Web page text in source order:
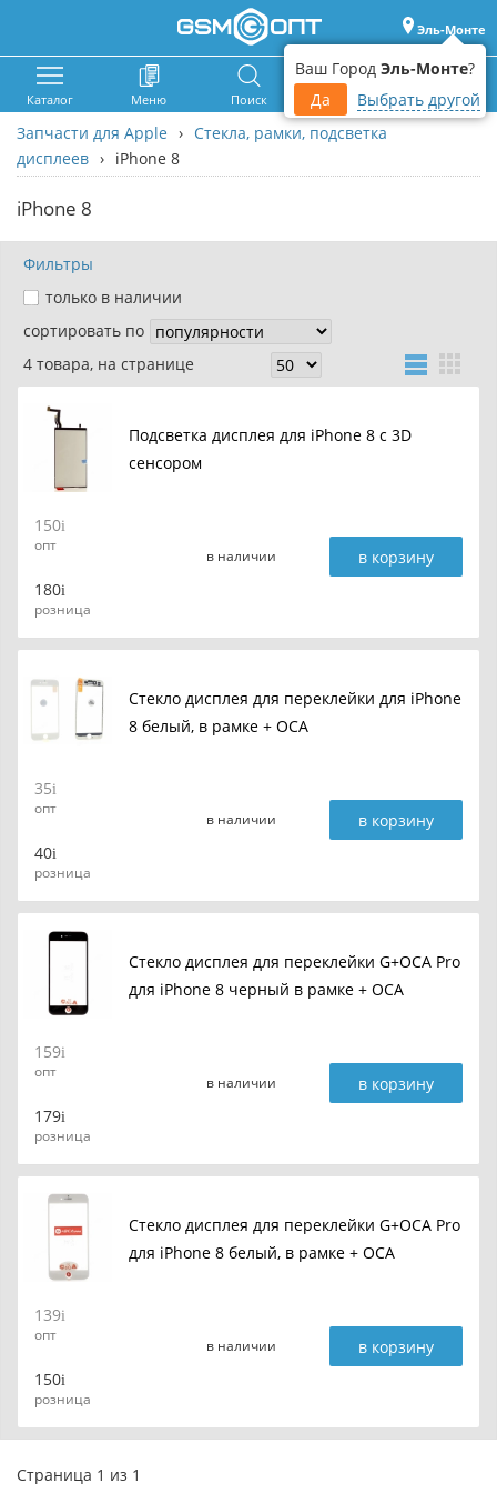
Ваш Город Эль-Монте?
Да
Выбрать другой
Эль-Монте
Каталог Меню Поиск Корзина Войти
Запчасти для Apple › Стекла, рамки, подсветка
дисплеев › iPhone 8
iPhone 8
Фильтры
только в наличии
сортировать по
4 товара, на странице
Подсветка дисплея для iPhone 8 с 3D
сенсором
150
опт
180
розница
в наличии в корзину
Стекло дисплея для переклейки для iPhone
8 белый, в рамке + OCA
35
опт
40
розница
в наличии в корзину
Стекло дисплея для переклейки G+OCA Pro
для iPhone 8 черный в рамке + OCA
159
опт
179
розница
в наличии в корзину
Стекло дисплея для переклейки G+OCA Pro
для iPhone 8 белый, в рамке + OCA
139
опт
150
розница
в наличии в корзину
Страница 1 из 1